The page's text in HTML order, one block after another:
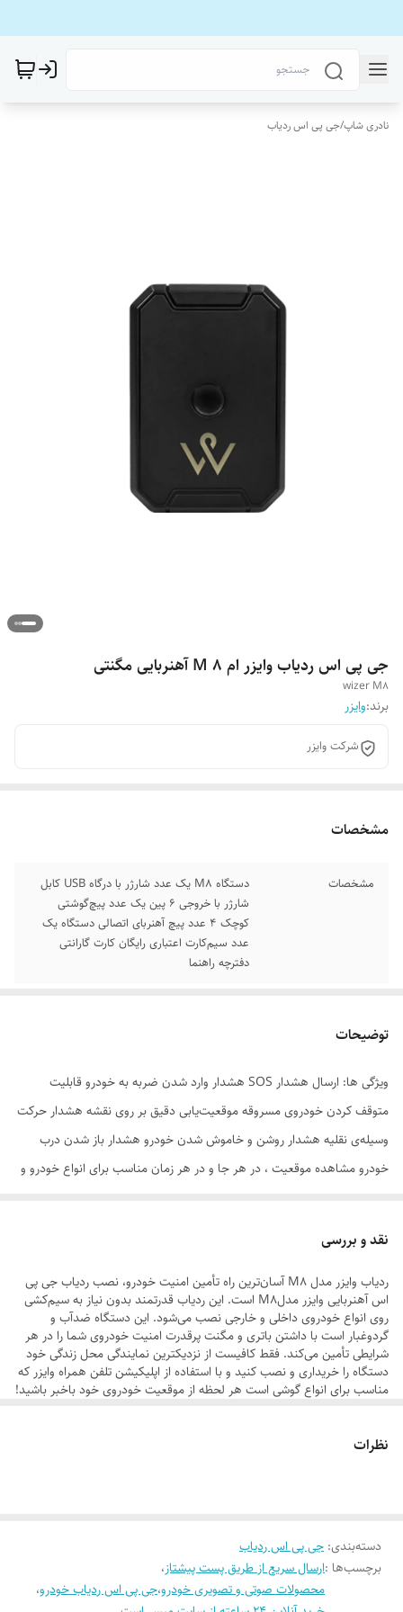
نادری شاپ/جی پی اس ردیاب
جی پی اس ردیاب وایزر ام ۸ M آهنربایی مگنتی
wizer M8
برند:وایزر
شرکت وایزر
مشخصات
مشخصات
دستگاه M8 یک عدد شارژر با درگاه USB کابل
شارژر با خروجی 6 پین یک عدد پیچ‌گوشتی
کوچک 4 عدد پیچ آهنربای اتصالی دستگاه یک
عدد سیم‌کارت اعتباری رایگان کارت گارانتی
دفترچه راهنما
توضیحات
ویژگی ها: ارسال هشدار SOS هشدار وارد شدن ضربه به خودرو قابلیت
متوقف کردن خودروی مسروقه موقعیت‌یابی دقیق بر روی نقشه هشدار حرکت
وسیله‌ی نقلیه هشدار روشن و خاموش شدن خودرو هشدار باز شدن درب
خودرو مشاهده موقعیت ، در هر جا و در هر زمان مناسب برای انواع خودرو و
C/A code هرتز درگاه‌های مسیریاب خودرو : ورودی و خروجی دیجیتال
ظرفیت تعداد ماهواره جی پی اس : 66 سیستم‌های ارتباطی : SMS, GPRS
دقت مکانی : 10 حساسیت جی پی اس : (162- 148- ) حافظه داخلی :
32+32Mb
آسان‌ترین راه حفظ امنیت خودرو نصب آسان بدون نیاز به سیم‌کشی قابلیت
دستی دستگاه ضد آب و گردوغبار با این قابلیت‌های وایزر سرقت وسیله نقلیه
وارد شدن ضربه به خودرو هشدار سرعت غیرمجاز هشدار ضعیف شدن باتری
داخلی هشدار ورود به نقطه کور GPS هشدار جدا شدن دستگاه از خودرو
نقد و بررسی
ردیاب وایزر مدل M8 آسان‌ترین راه تأمین امنیت خودرو، نصب ردیاب جی پی
اس آهنربایی وایزر مدل‌M8 است. این ردیاب قدرتمند بدون نیاز به سیم‌کشی
روی انواع خودروی داخلی و خارجی نصب می‌شود. این دستگاه ضدآب و
گردوغبار است با داشتن باتری و مگنت پرقدرت امنیت خودروی شما را در هر
شرایطی تأمین می‌کند. فقط کافیست از نزدیکترین نمایندگی محل زندگی خود
دستگاه را خریداری و نصب کنید و با استفاده از اپلیکیشن تلفن همراه وایزر که
مناسب برای انواع گوشی است هر لحظه از موقعیت خودروی خود باخبر باشید!
iOS و تحت وب
نظرات
دسته‌بندی: جی پی اس ردیاب
برچسب‌ها :ارسال سریع از طریق پست پیشتاز،
محصولات صوتی و تصویری خودرو،جی پی اس ردیاب خودرو،